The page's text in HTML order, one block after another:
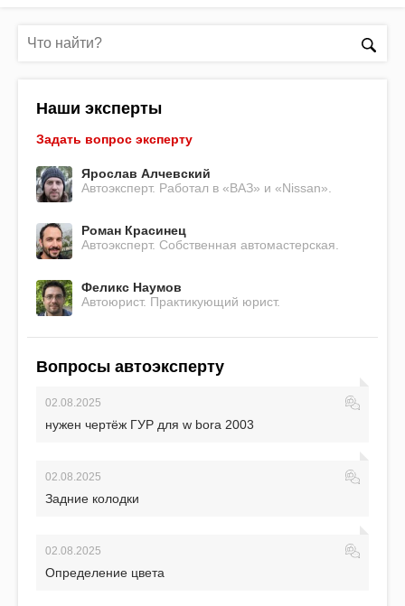
Наши эксперты
Задать вопрос эксперту
Ярослав Алчевский
Автоэксперт. Работал в «ВАЗ» и «Nissan».
Роман Красинец
Автоэксперт. Собственная автомастерская.
Феликс Наумов
Автоюрист. Практикующий юрист.
Вопросы автоэксперту
02.08.2025
нужен чертёж ГУР для w bora 2003
02.08.2025
Задние колодки
02.08.2025
Определение цвета